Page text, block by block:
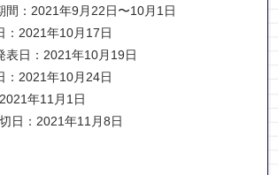
間：2021年9月22日〜10月1日
：2021年10月17日
表日：2021年10月19日
：2021年10月24日
年11月1日
日：2021年11月8日